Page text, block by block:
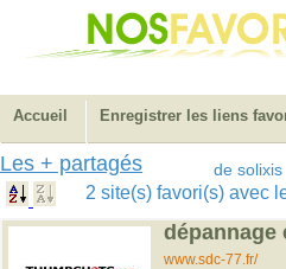
Accueil Enregistrer les liens
Les + partagés de solixis
2 site(s) favori(s) avec
dépannage
www.sdc-77.fr/